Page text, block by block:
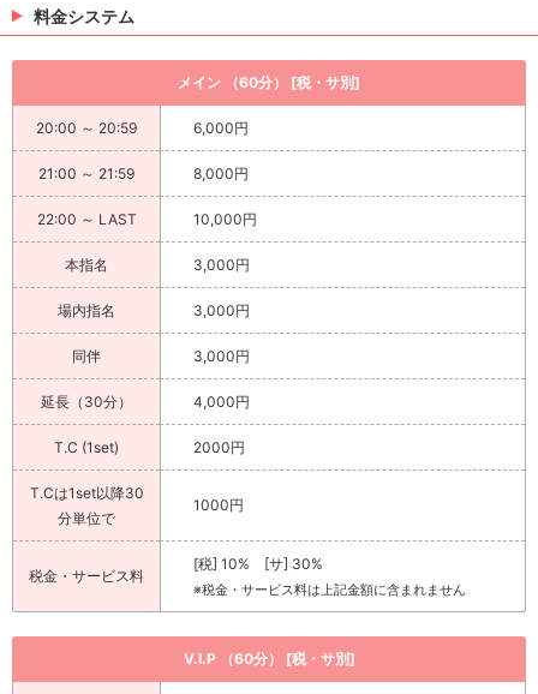
料金システム
メイン （60分） [税・サ別]
20:00 ～ 20:59 6,000円
21:00 ～ 21:59 8,000円
22:00 ～ LAST 10,000円
本指名 3,000円
場内指名 3,000円
同伴 3,000円
延長（30分） 4,000円
T.C (1set) 2000円
T.Cは1set以降30
分単位で
1000円
税金・サービス料
[税] 10% [サ] 30%
※税金・サービス料は上記金額に含まれません
V.I.P （60分） [税・サ別]